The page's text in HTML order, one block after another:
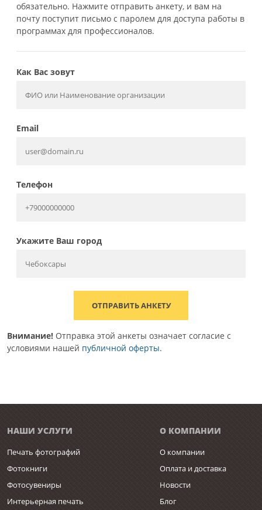
обязательно. Нажмите отправить анкету, и вам на
почту поступит письмо с паролем для доступа работы в
программах для профессионалов.
Как Вас зовут
Email
Телефон
Укажите Ваш город
ОТПРАВИТЬ АНКЕТУ
Внимание! Отправка этой анкеты означает согласие с
условиями нашей публичной оферты.
НАШИ УСЛУГИ
Печать фотографий
Фотокниги
Фотосувениры
Интерьерная печать
О КОМПАНИИ
О компании
Оплата и доставка
Новости
Блог